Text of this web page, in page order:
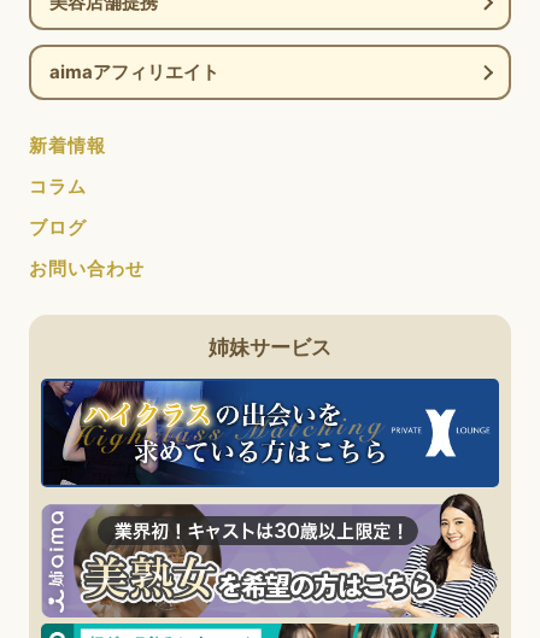
aimaアフィリエイト
新着情報
コラム
ブログ
お問い合わせ
姉妹サービス